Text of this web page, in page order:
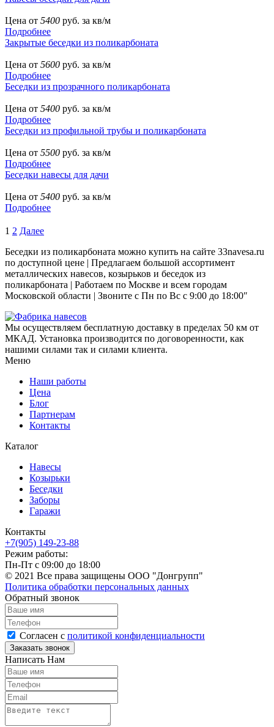
Цена от 5400 руб. за кв/м
Подробнее
Закрытые беседки из поликарбоната
Цена от 5600 руб. за кв/м
Подробнее
Беседки из прозрачного поликарбоната
Цена от 5400 руб. за кв/м
Подробнее
Беседки из профильной трубы и поликарбоната
Цена от 5500 руб. за кв/м
Подробнее
Беседки навесы для дачи
Цена от 5400 руб. за кв/м
Подробнее
1 2 Далее
Беседки из поликарбоната можно купить на сайте 33navesa.ru
по доступной цене | Предлагаем большой ассортимент
металлических навесов, козырьков и беседок из
поликарбоната | Работаем по Москве и всем городам
Московской области | Звоните с Пн по Вс с 9:00 до 18:00″
Мы осуществляем бесплатную доставку в пределах 50 км от
МКАД. Установка производится по договоренности, как
нашими силами так и силами клиента.
Меню
Наши работы
Цена
Блог
Партнерам
Контакты
Каталог
Навесы
Козырьки
Беседки
Заборы
Гаражи
Контакты
+7(905) 149-23-88
Режим работы:
Пн-Пт с 09:00 до 18:00
© 2021 Все права защищены ООО "Донгрупп"
Политика обработки персональных данных
Обратный звонок
Согласен с политикой конфиденциальности
Написать Нам